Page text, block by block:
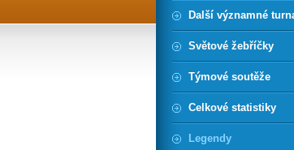
Další významné
Světové žebříčky
Týmové soutěže
Celkové statistiky
Legendy